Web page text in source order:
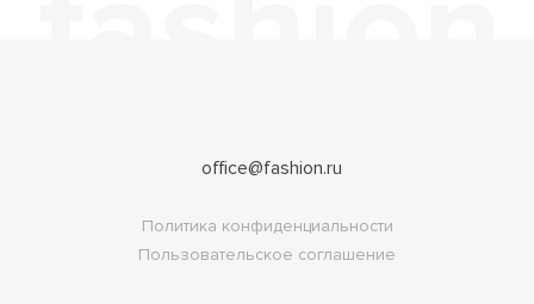
office@fashion.ru
Политика конфиденциальности
Пользовательское соглашение